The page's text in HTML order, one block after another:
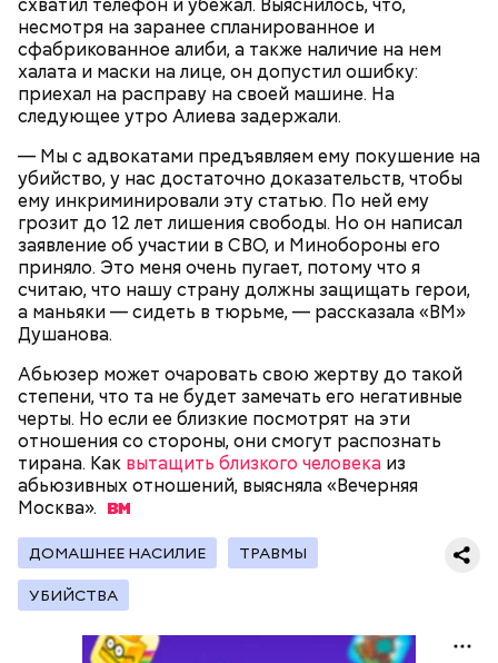
схватил телефон и убежал. Выяснилось, что,
несмотря на заранее спланированное и
сфабрикованное алиби, а также наличие на нем
халата и маски на лице, он допустил ошибку:
приехал на расправу на своей машине. На
следующее утро Алиева задержали.
— Мы с адвокатами предъявляем ему покушение на
убийство, у нас достаточно доказательств, чтобы
ему инкриминировали эту статью. По ней ему
грозит до 12 лет лишения свободы. Но он написал
заявление об участии в СВО, и Минобороны его
приняло. Это меня очень пугает, потому что я
считаю, что нашу страну должны защищать герои,
а маньяки — сидеть в тюрьме, — рассказала «ВМ»
Душанова.
Абьюзер может очаровать свою жертву до такой
степени, что та не будет замечать его негативные
черты. Но если ее близкие посмотрят на эти
отношения со стороны, они смогут распознать
тирана. Как вытащить близкого человека из
абьюзивных отношений, выясняла «Вечерняя
Москва».
ДОМАШНЕЕ НАСИЛИЕ ТРАВМЫ
УБИЙСТВА
Молодого человека задержали. На первом же
допросе он признался, что планировал отравить
только отчима. Тогда следователи посчитали, что
которая в случае их смерти перешла бы сыну. Но
Кто еще был жертвой Миссюры
Примечательно, что летом 2023 года на Мутаева
уже нападали возле Школы единоборств. Тогда
неизвестный несколько раз выстрелил в
спортсмена из травматического пистолета, а боец
Как идет расследование